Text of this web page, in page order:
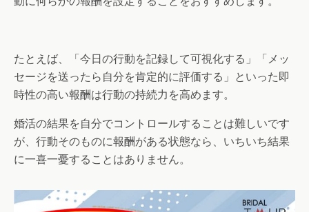
たとえば、「今日の行動を記録して可視化する」「メッ
セージを送ったら自分を肯定的に評価する」といった即
時性の高い報酬は行動の持続力を高めます。
婚活の結果を自分でコントロールすることは難しいです
が、行動そのものに報酬がある状態なら、いちいち結果
に一喜一憂することはありません。